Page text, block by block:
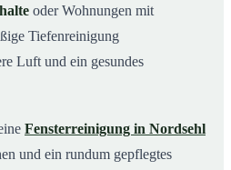
oder Wohnungen mit
Tiefenreinigung
Luft und ein gesundes
Fensterreinigung in Nordsehl
und ein rundum gepflegtes